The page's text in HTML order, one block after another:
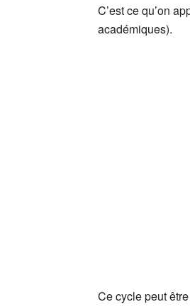
C’est ce qu’on
académiques).
Ce cycle peut